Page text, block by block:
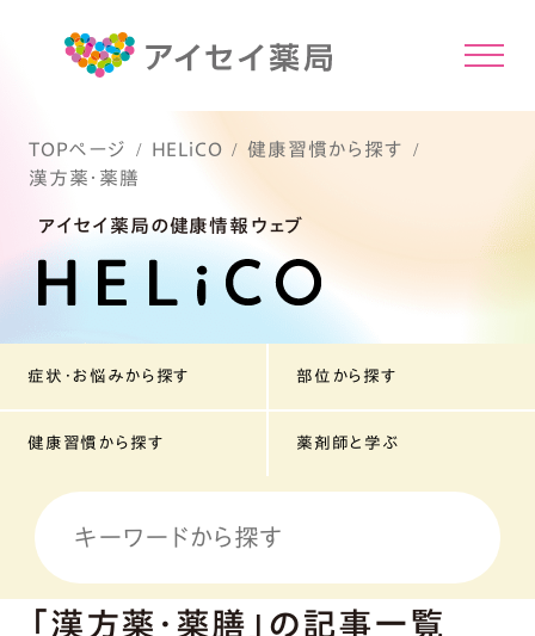
TOPページ HELiCO
健康習慣から探す
漢方薬・薬膳
アイセイ薬局の健康情報ウェブ
症状・お悩みから探す 部位から探す
健康習慣から探す 薬剤師と学ぶ
「漢方薬・薬膳」の記事一覧